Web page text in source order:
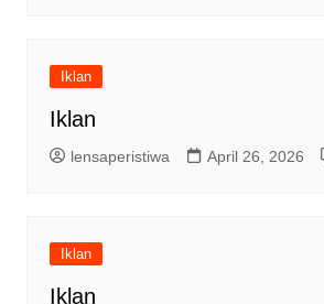
Iklan
Iklan
lensaperistiwa April 26, 2026
Iklan
Iklan